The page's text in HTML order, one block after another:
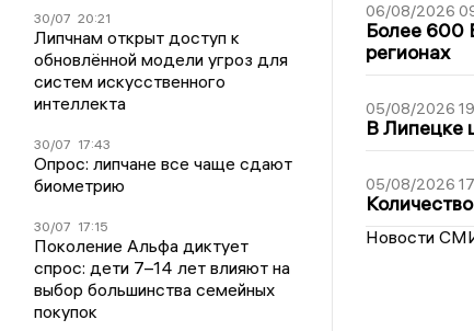
30/07 20:21
Липчнам открыт доступ к
обновлённой модели угроз для
систем искусственного
интеллекта
30/07 17:43
Опрос: липчане все чаще сдают
биометрию
30/07 17:15
Поколение Альфа диктует
спрос: дети 7–14 лет влияют на
выбор большинства семейных
покупок
06/08/2026
Более 600
регионах
05/08/2026
В Липецке
05/08/2026
Новости